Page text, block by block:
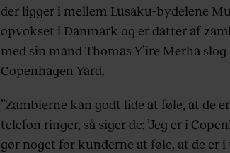
der ligger i mellem Lusaku-bydelene
opvokset i Danmark og er datter af
med sin mand Thomas Y’ire Merha
Copenhagen Yard.
”Zambierne kan godt lide at føle, at de
telefon ringer, så siger de: ’Jeg er i
gør noget for kunderne at føle, at de er